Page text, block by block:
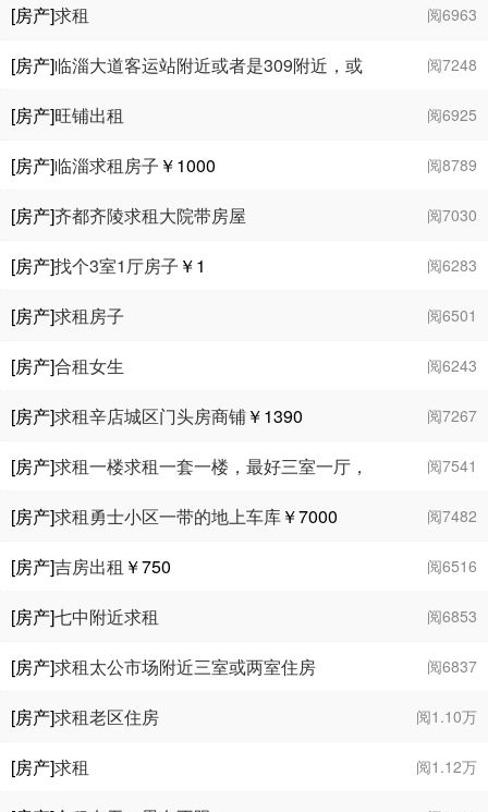
阅6963
[房产]求租
阅7248
[房产]临淄大道客运站附近或者是309附近，或
者是奥林匹克花园出租房子的要求有空调冰箱
可以联系一下
阅6925
[房产]旺铺出租
阅8789
[房产]临淄求租房子 ￥1000
阅7030
[房产]齐都齐陵求租大院带房屋
阅6283
[房产]找个3室1厅房子 ￥1
阅6501
[房产]求租房子
阅6243
[房产]合租女生
阅7267
[房产]求租辛店城区门头房商铺￥1390
阅7541
[房产]求租一楼求租一套一楼，最好三室一厅，
房屋最好是金三角附近的房子，有意者请联系
￥1000
阅7482
[房产]求租勇士小区一带的地上车库￥7000
阅6516
[房产]吉房出租 ￥750
阅6853
[房产]七中附近求租
阅6837
[房产]求租太公市场附近三室或两室住房
阅1.10万
[房产]求租老区住房
阅1.12万
[房产]求租